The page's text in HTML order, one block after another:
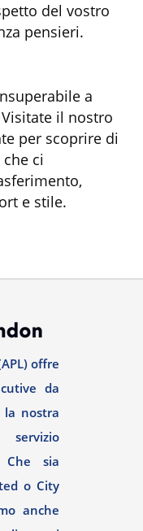
del vostro
pensieri.
a
il nostro
per scoprire di
ci
e stile.
offre
da
nostra
sia
o City
anche